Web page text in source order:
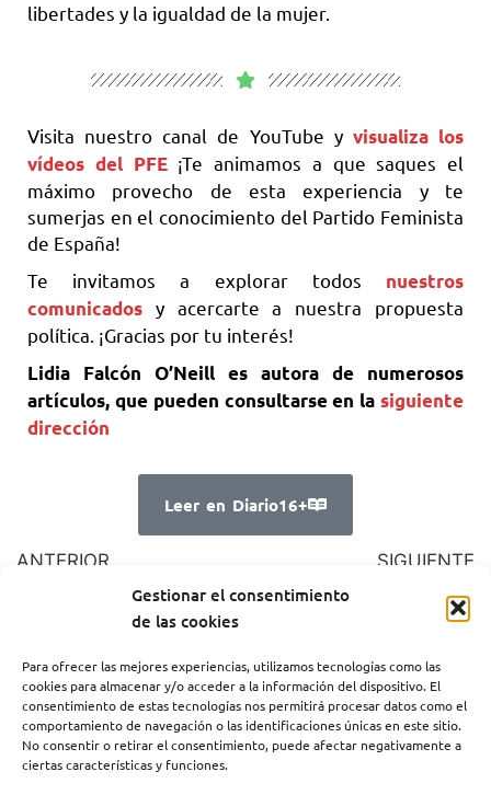
Gestionar el consentimiento
de las cookies
Para ofrecer las mejores experiencias, utilizamos tecnologías como las
cookies para almacenar y/o acceder a la información del dispositivo. El
consentimiento de estas tecnologías nos permitirá procesar datos como el
comportamiento de navegación o las identificaciones únicas en este sitio.
No consentir o retirar el consentimiento, puede afectar negativamente a
ciertas características y funciones.
libertades y la igualdad de la mujer.
Visita nuestro canal de YouTube y visualiza los
vídeos del PFE ¡Te animamos a que saques el
máximo provecho de esta experiencia y te
sumerjas en el conocimiento del Partido Feminista
de España!
Te invitamos a explorar todos nuestros
comunicados y acercarte a nuestra propuesta
política. ¡Gracias por tu interés!
Lidia Falcón O’Neill es autora de numerosos
artículos, que pueden consultarse en la siguiente
dirección
Leer en Diario16+
ANTERIOR
El rapto de Europa
SIGUIENTE
Llamamiento a la
solidaridad
CATEGORIAS PFE